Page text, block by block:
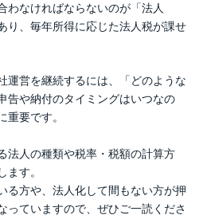
わなければならないのが「法人
り、毎年所得に応じた法人税が課せ
運営を継続するには、「どのような
告や納付のタイミングはいつなの
重要です。
法人の種類や税率・税額の計算方
ます。
る方や、法人化して間もない方が押
っていますので、ぜひご一読くださ